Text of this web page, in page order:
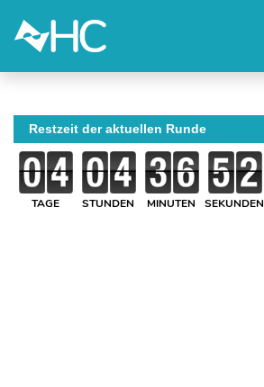
Restzeit der aktuellen Runde
TAGE STUNDEN MINUTEN SEKUNDEN